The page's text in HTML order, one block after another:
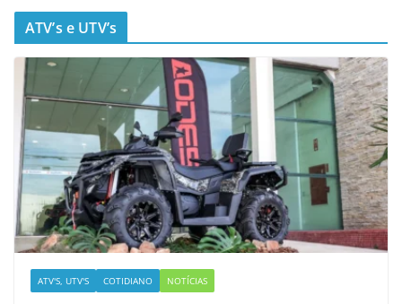
ATV’s e UTV’s
ATV'S, UTV'S COTIDIANO NOTÍCIAS